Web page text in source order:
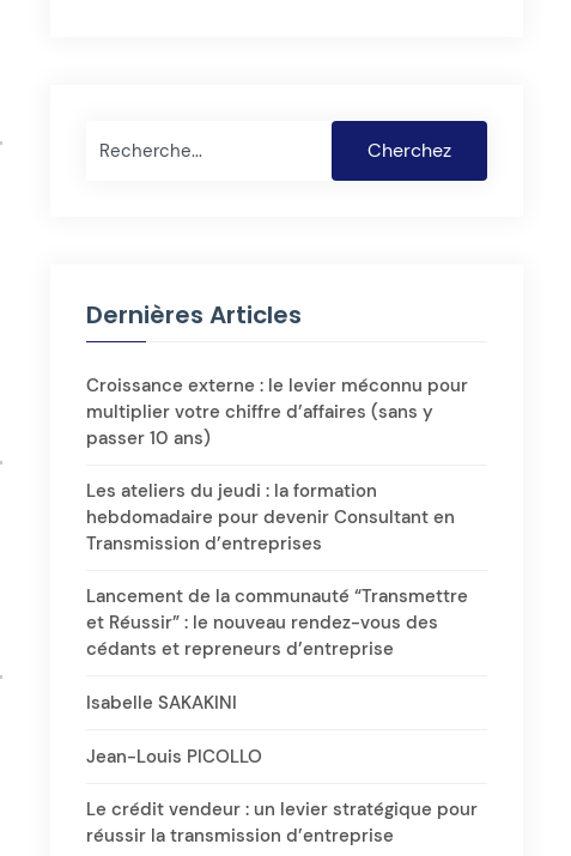
Rechercher Cherchez
Dernières Articles
Croissance externe : le levier méconnu pour
multiplier votre chiffre d’affaires (sans y
passer 10 ans)
Les ateliers du jeudi : la formation
hebdomadaire pour devenir Consultant en
Transmission d’entreprises
Lancement de la communauté “Transmettre
et Réussir” : le nouveau rendez-vous des
cédants et repreneurs d’entreprise
Isabelle SAKAKINI
Jean-Louis PICOLLO
Le crédit vendeur : un levier stratégique pour
réussir la transmission d’entreprise